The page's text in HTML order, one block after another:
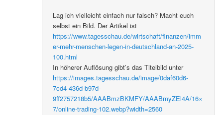
Lag ich vielleicht einfach nur falsch? Macht euch
selbst ein Bild. Der Artikel ist
https://www.tagesschau.de/wirtschaft/finanzen/imm
er-mehr-menschen-legen-in-deutschland-an-2025-
100.html
In höherer Auflösung gibt’s das Titelbild unter
https://images.tagesschau.de/image/0daf60d6-
7cd4-436d-b97d-
9ff2757218b5/AAABmzBKMFY/AAABmyZEl4A/16×
7/online-trading-102.webp?width=2560